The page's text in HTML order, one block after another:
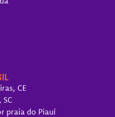
CE
praia do Piauí